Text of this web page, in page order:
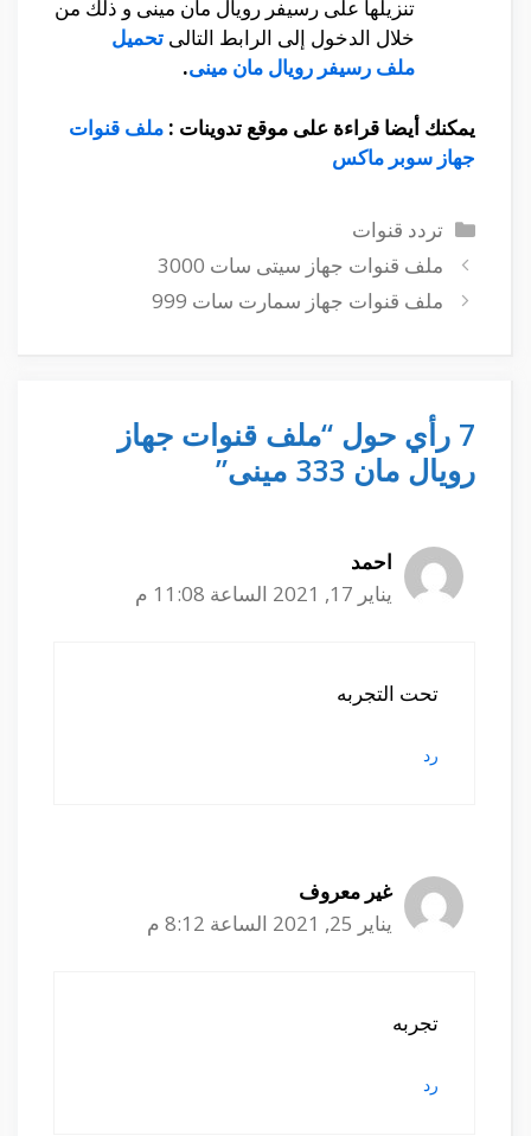
تنزيلها على رسيفر رويال مان مينى و ذلك من
خلال الدخول إلى الرابط التالى تحميل
ملف رسيفر رويال مان مينى.
يمكنك أيضا قراءة على موقع تدوينات : ملف قنوات
جهاز سوبر ماكس
التصنيفات
تردد قنوات
ملف قنوات جهاز سيتى سات 3000
ملف قنوات جهاز سمارت سات 999
7 رأي حول “ملف قنوات جهاز
رويال مان 333 مينى”
احمد
يناير 17, 2021 الساعة 11:08 م
تحت التجربه
رد
غير معروف
يناير 25, 2021 الساعة 8:12 م
تجربه
رد